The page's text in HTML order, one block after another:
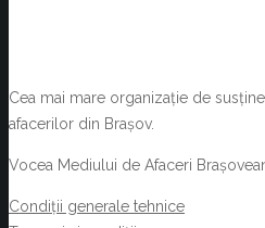
Cea mai mare organizație de
afacerilor din Brașov.
Vocea Mediului de Afaceri
Condiții generale tehnice